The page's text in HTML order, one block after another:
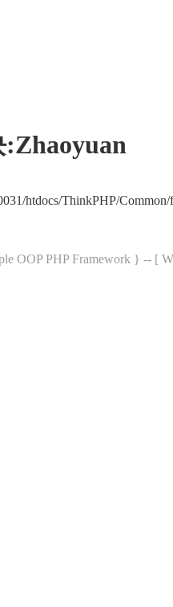
htdocs/ThinkPHP/
OOP PHP Framework } -- [